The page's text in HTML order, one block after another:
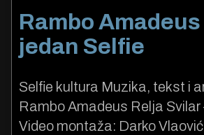
Rambo Amadeus
jedan Selfie
Selfie kultura Muzika, tekst i
Rambo Amadeus Relja Svilar
Video montaža: Darko